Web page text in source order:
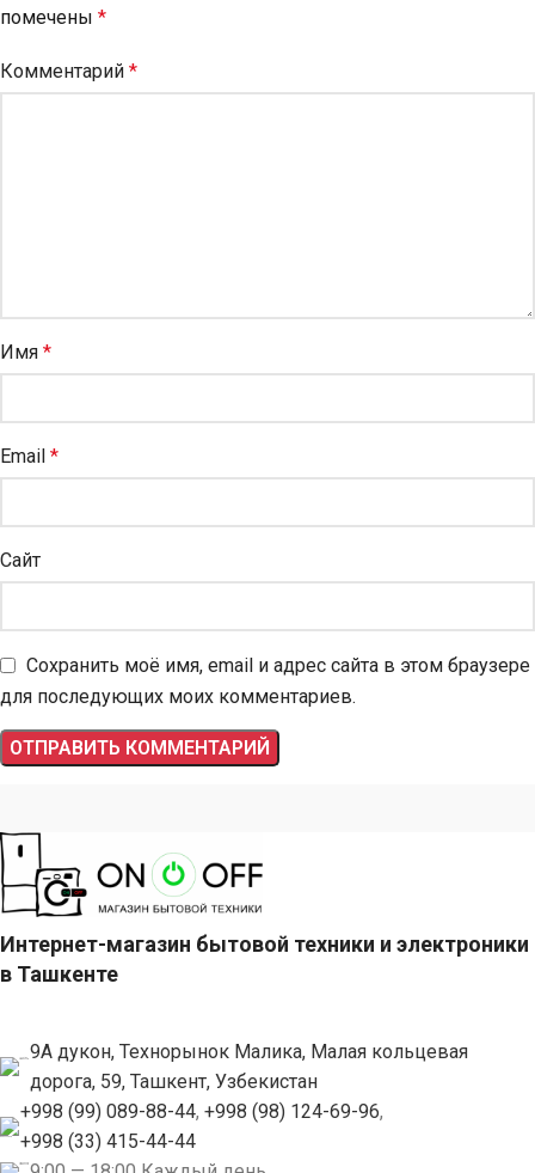
помечены *
Комментарий *
Имя *
Email *
Сайт
Сохранить моё имя, email и адрес сайта в этом браузере
для последующих моих комментариев.
Интернет-магазин бытовой техники и электроники
в Ташкенте
9А дукон, Технорынок Малика, Малая кольцевая
дорога, 59, Ташкент, Узбекистан
+998 (99) 089-88-44, +998 (98) 124-69-96,
+998 (33) 415-44-44